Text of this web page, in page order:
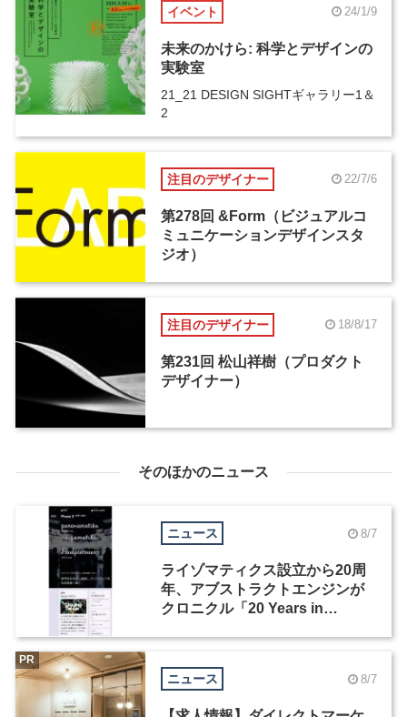
イベント 24/1/9
未来のかけら: 科学とデザインの
実験室
21_21 DESIGN SIGHTギャラリー1＆
2
注目のデザイナー 22/7/6
第278回 &Form（ビジュアルコ
ミュニケーションデザインスタ
ジオ）
注目のデザイナー 18/8/17
第231回 松山祥樹（プロダクト
デザイナー）
そのほかのニュース
ニュース 8/7
ライゾマティクス設立から20周
年、アブストラクトエンジンが
クロニクル「20 Years in
ニュース 8/7
PR